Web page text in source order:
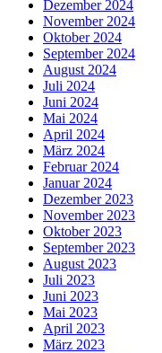
Dezember 2024
November 2024
Oktober 2024
September 2024
August 2024
Juli 2024
Juni 2024
Mai 2024
April 2024
März 2024
Februar 2024
Januar 2024
Dezember 2023
November 2023
Oktober 2023
September 2023
August 2023
Juli 2023
Juni 2023
Mai 2023
April 2023
März 2023